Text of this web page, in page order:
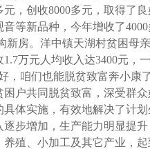
元，创收8000多元，取得了
等新品种，今年增收了4000
新房。洋中镇天湖村贫困母
1.7万元人均收入达3400元，
，咱们也能脱贫致富奔小康
户共同脱贫致富，深受群
体实施，有效地解决了计
步增加，生产能力明显提
殖、小加工及其它产业，